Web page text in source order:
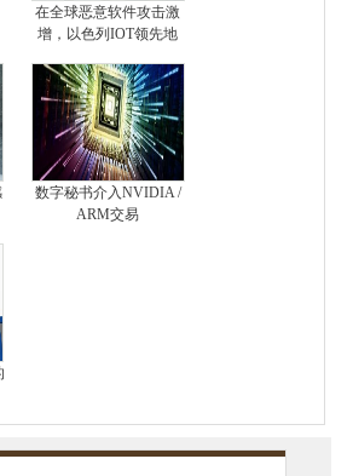
在全球恶意软件攻击激
增，以色列IOT领先地
数字秘书介入NVIDIA /
ARM交易